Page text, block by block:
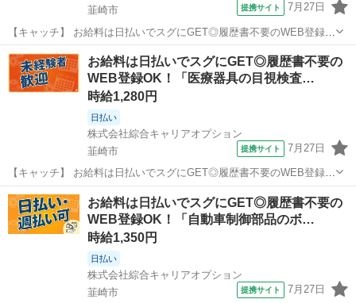
韮崎市
提携サイト 7月27日
【キャッチ】 お給料は日払いでスグにGET◎履歴書不要のWEB登録
OK！「組立検査」高時給2580円！山梨県韮崎市周辺！20代～40代の
スタッフが多数活躍中★ 【コメント】 製造のお仕事をお探しの方必
見！ 「経験ないけど...
山梨 韮崎市 一般事務
お給料は日払いでスグにGET◎履歴書不要の
WEB登録OK！「医療器具の目視検査…
時給1,280円
日払い
株式会社綜合キャリアオプション
韮崎市
提携サイト 7月27日
【キャッチ】 お給料は日払いでスグにGET◎履歴書不要のWEB登録
OK！「医療器具の目視検査」高時給1280円！塩崎周辺！20代～40代
のスタッフが多数活躍中★ 【コメント】 製造のお仕事が豊富★未経験
で働いてみたい方も大...
山梨 韮崎市 工場
お給料は日払いでスグにGET◎履歴書不要の
WEB登録OK！「自動車制御部品のボ…
時給1,350円
日払い
株式会社綜合キャリアオプション
韮崎市
提携サイト 7月27日